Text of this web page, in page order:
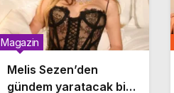
Melis Sezen’den
gündem yaratacak bir
Magazin